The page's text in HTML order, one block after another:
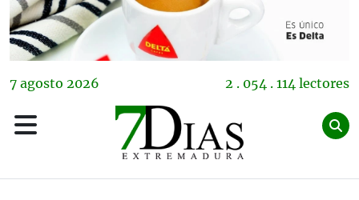
7 agosto 2026 2 . 054 . 114 lectores